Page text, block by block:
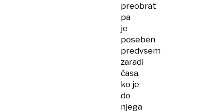
preobrat
pa
je
poseben
predvsem
zaradi
časa,
ko je
do
njega